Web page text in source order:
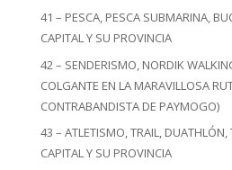
41 – PESCA, PESCA SUBMARINA,
CAPITAL Y SU PROVINCIA
42 – SENDERISMO, NORDIK
COLGANTE EN LA MARAVILLOSA
CONTRABANDISTA DE PAYMOGO)
43 – ATLETISMO, TRAIL,
CAPITAL Y SU PROVINCIA